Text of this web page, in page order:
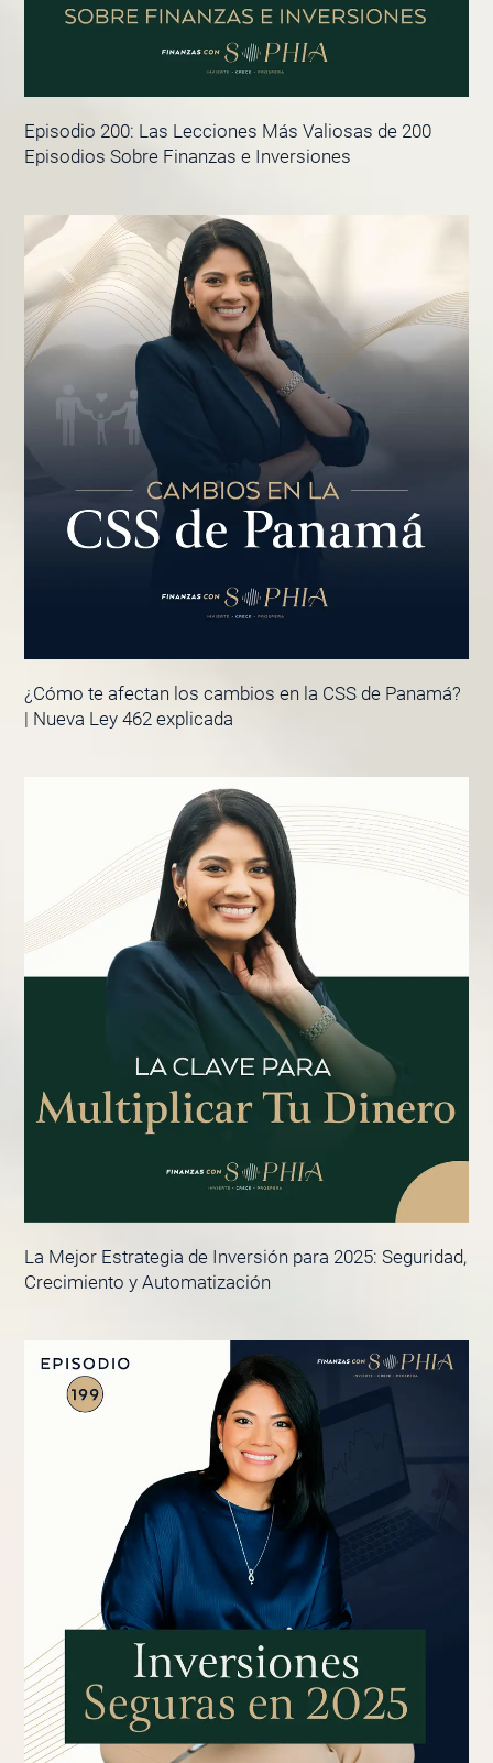
Episodio 200: Las Lecciones Más Valiosas de 200
Episodios Sobre Finanzas e Inversiones
¿Cómo te afectan los cambios en la CSS de Panamá?
| Nueva Ley 462 explicada
La Mejor Estrategia de Inversión para 2025: Seguridad,
Crecimiento y Automatización